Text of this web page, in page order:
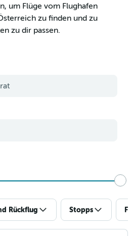
um Flüge vom Flughafen
zu finden und zu
zu dir passen.
Rückflug Stopps